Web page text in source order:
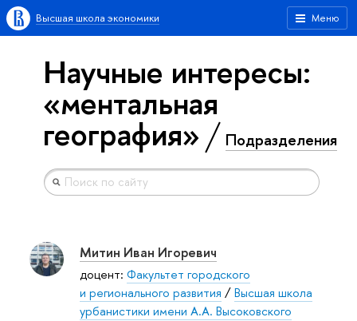
Меню
Высшая школа экономики
Научные интересы:
«ментальная
география» Подразделения
Митин Иван Игоревич
доцент: Факультет городского
и регионального развития /Высшая школа
урбанистики имени А.А. Высоковского